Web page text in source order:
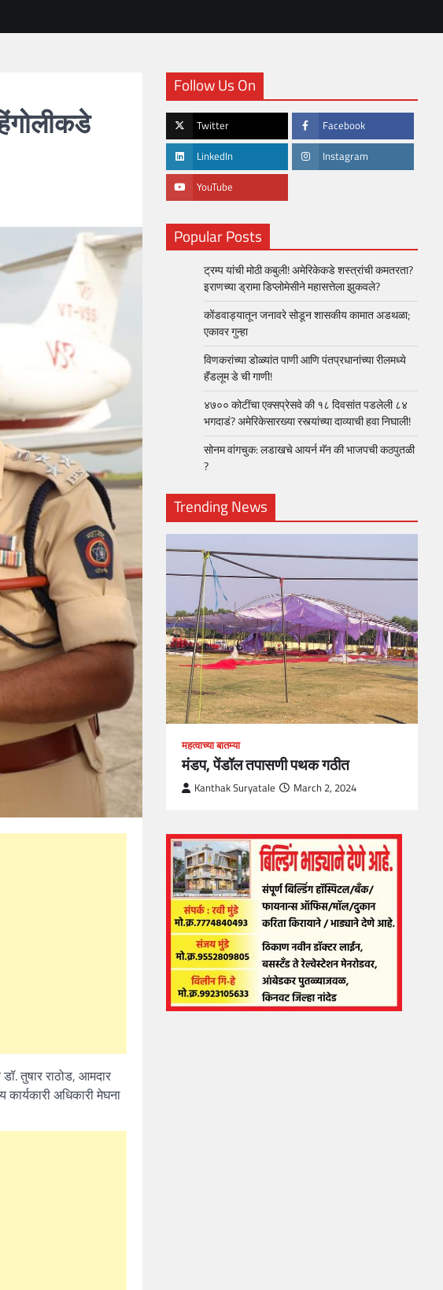
तुषार राठोड, आमदार
कार्यकारी अधिकारी मेघना
Follow Us On
Twitter Facebook
LinkedIn Instagram
YouTube
Popular Posts
ट्रम्प यांची मोठी कबुली! अमेरिकेकडे शस्त्रांची कमतरता?
इराणच्या ड्रामा डिप्लोमेसीने महासत्तेला झुकवले?
कोंडवाड्यातून जनावरे सोडून शासकीय कामात अडथळा;
एकावर गुन्हा
विणकरांच्या डोळ्यांत पाणी आणि पंतप्रधानांच्या रीलमध्ये
हॅंडलूम डे ची गाणी!
४७०० कोटींचा एक्सप्रेसवे की १८ दिवसांत पडलेली ८४
भगदाडं? अमेरिकेसारख्या रस्त्यांच्या दाव्याची हवा निघाली!
सोनम वांगचुक: लडाखचे आयर्न मॅन की भाजपची कठपुतळी
?
Trending News
End Developer?
One, Salary, Skills
April 30, 2021
महत्वाच्या बातम्या
मंडप, पेंडॉल तपासणी पथक गठीत
Kanthak Suryatale March 2, 2024